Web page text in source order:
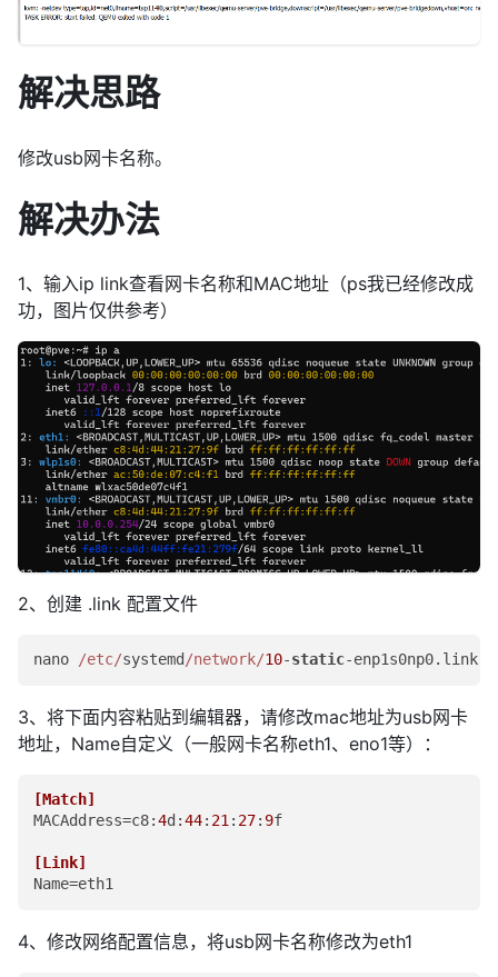
解决思路
修改usb网卡名称。
解决办法
1、输入ip link查看网卡名称和MAC地址（ps我已经修改成
功，图片仅供参考）
2、创建 .link 配置文件
nano /etc/systemd /network/10-static -enp1s0np0.link
3、将下面内容粘贴到编辑器，请修改mac地址为usb网卡
地址，Name自定义（一般网卡名称eth1、eno1等）：
[Match]
MACAddress=c8:4d:44: 21: 27: 9f
[Link]
Name=eth1
4、修改网络配置信息，将usb网卡名称修改为eth1